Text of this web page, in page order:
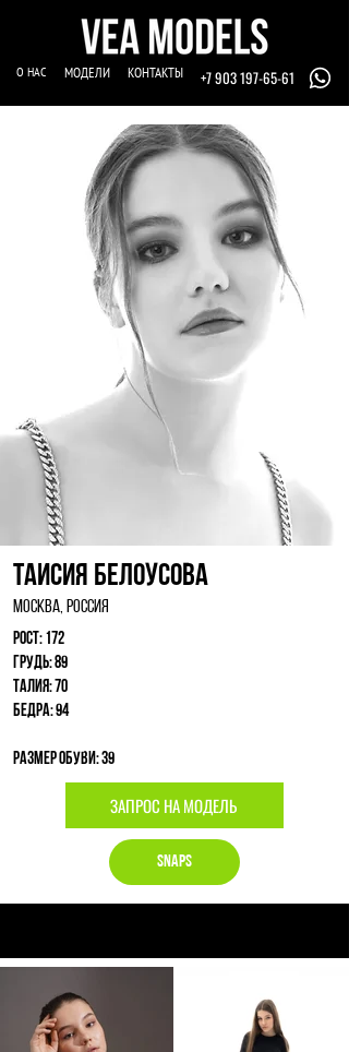
О НАС МОДЕЛИ КОНТАКТЫ +7 903 197-65-61
Таисия Белоусова
Москва, Россия
Рост: 172
Грудь: 89
Талия: 70
Бедра: 94
Размер обуви: 39
ЗАПРОС НА МОДЕЛЬ
Snaps